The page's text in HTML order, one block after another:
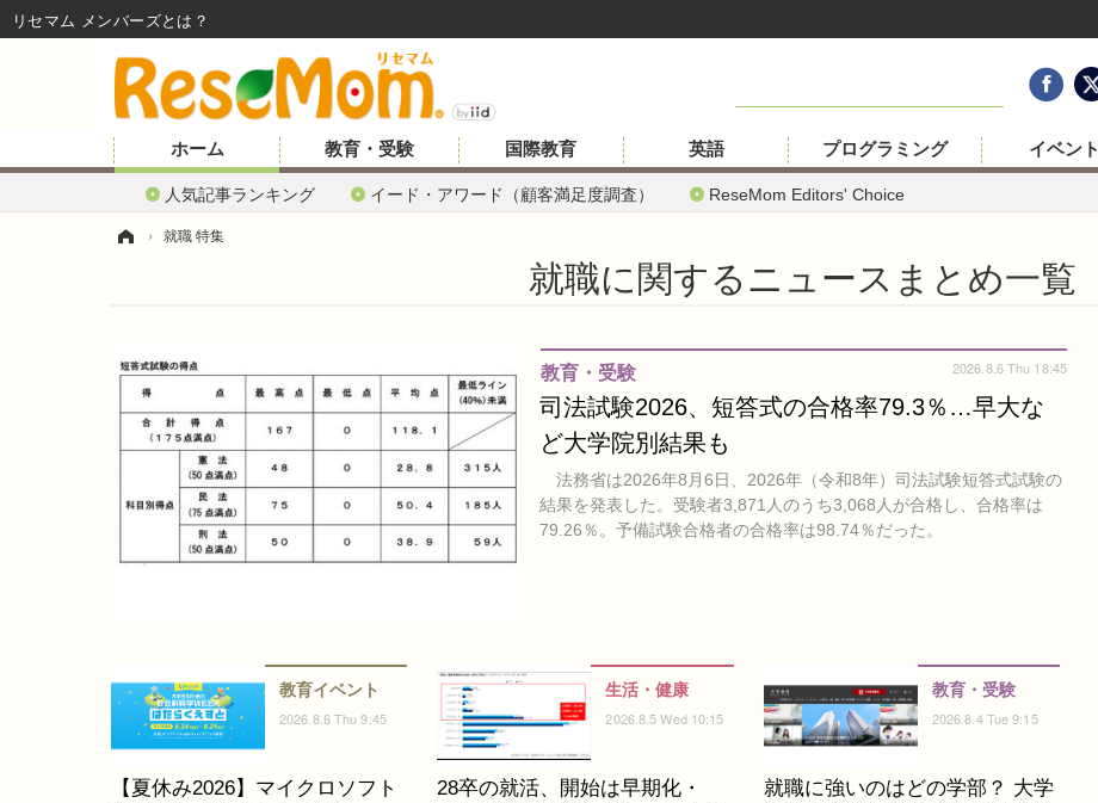
ホーム
人気記事ランキング イード・アワード（顧客満足度調査） ReseMom Editors' Choice
教育・受験 国際教育 英語 プログラミング イベント
› 就職 特集
就職に関するニュースまとめ一覧
教育・受験 2026.8.6 Thu 18:45
司法試験2026、短答式の合格率79.3％…早大な
ど大学院別結果も
法務省は2026年8月6日、2026年（令和8年）司法試験短答式試験の
結果を発表した。受験者3,871人のうち3,068人が合格し、合格率は
79.26％。予備試験合格者の合格率は98.74％だった。
教育イベント
2026.8.6 Thu 9:45
【夏休み2026】マイクロソフト
生活・健康
2026.8.5 Wed 10:15
28卒の就活、開始は早期化・
教育・受験
2026.8.4 Tue 9:15
就職に強いのはどの学部？ 大学
リセマム メンバーズ